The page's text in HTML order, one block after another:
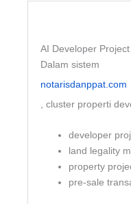
AI Developer
Dalam sistem
notarisdanppat.com
, cluster properti
developer
land legality
property
pre-sale